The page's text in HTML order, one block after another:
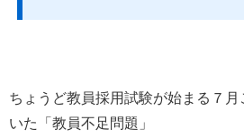
ちょうど教員採用試験が始まる７
いた「教員不足問題」